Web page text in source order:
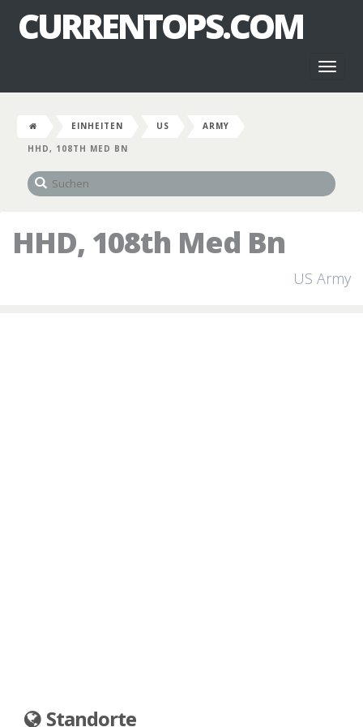
CURRENTOPS.COM
EINHEITEN US
ARMY
HHD, 108TH MED BN
HHD, 108th Med Bn
US Army
Standorte